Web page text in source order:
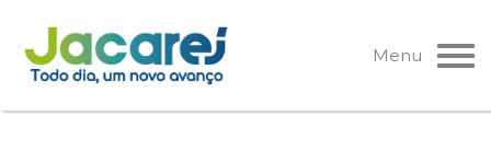
Pular
para
o
Menu